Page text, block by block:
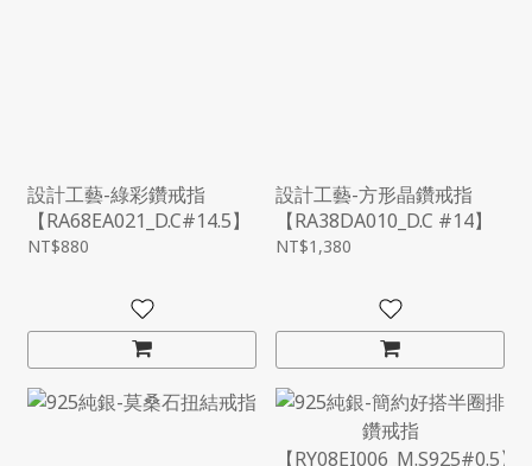
設計工藝-綠彩鑽戒指
【RA68EA021_D.C#14.5】
NT$880
設計工藝-方形晶鑽戒指
【RA38DA010_D.C #14】
NT$1,380